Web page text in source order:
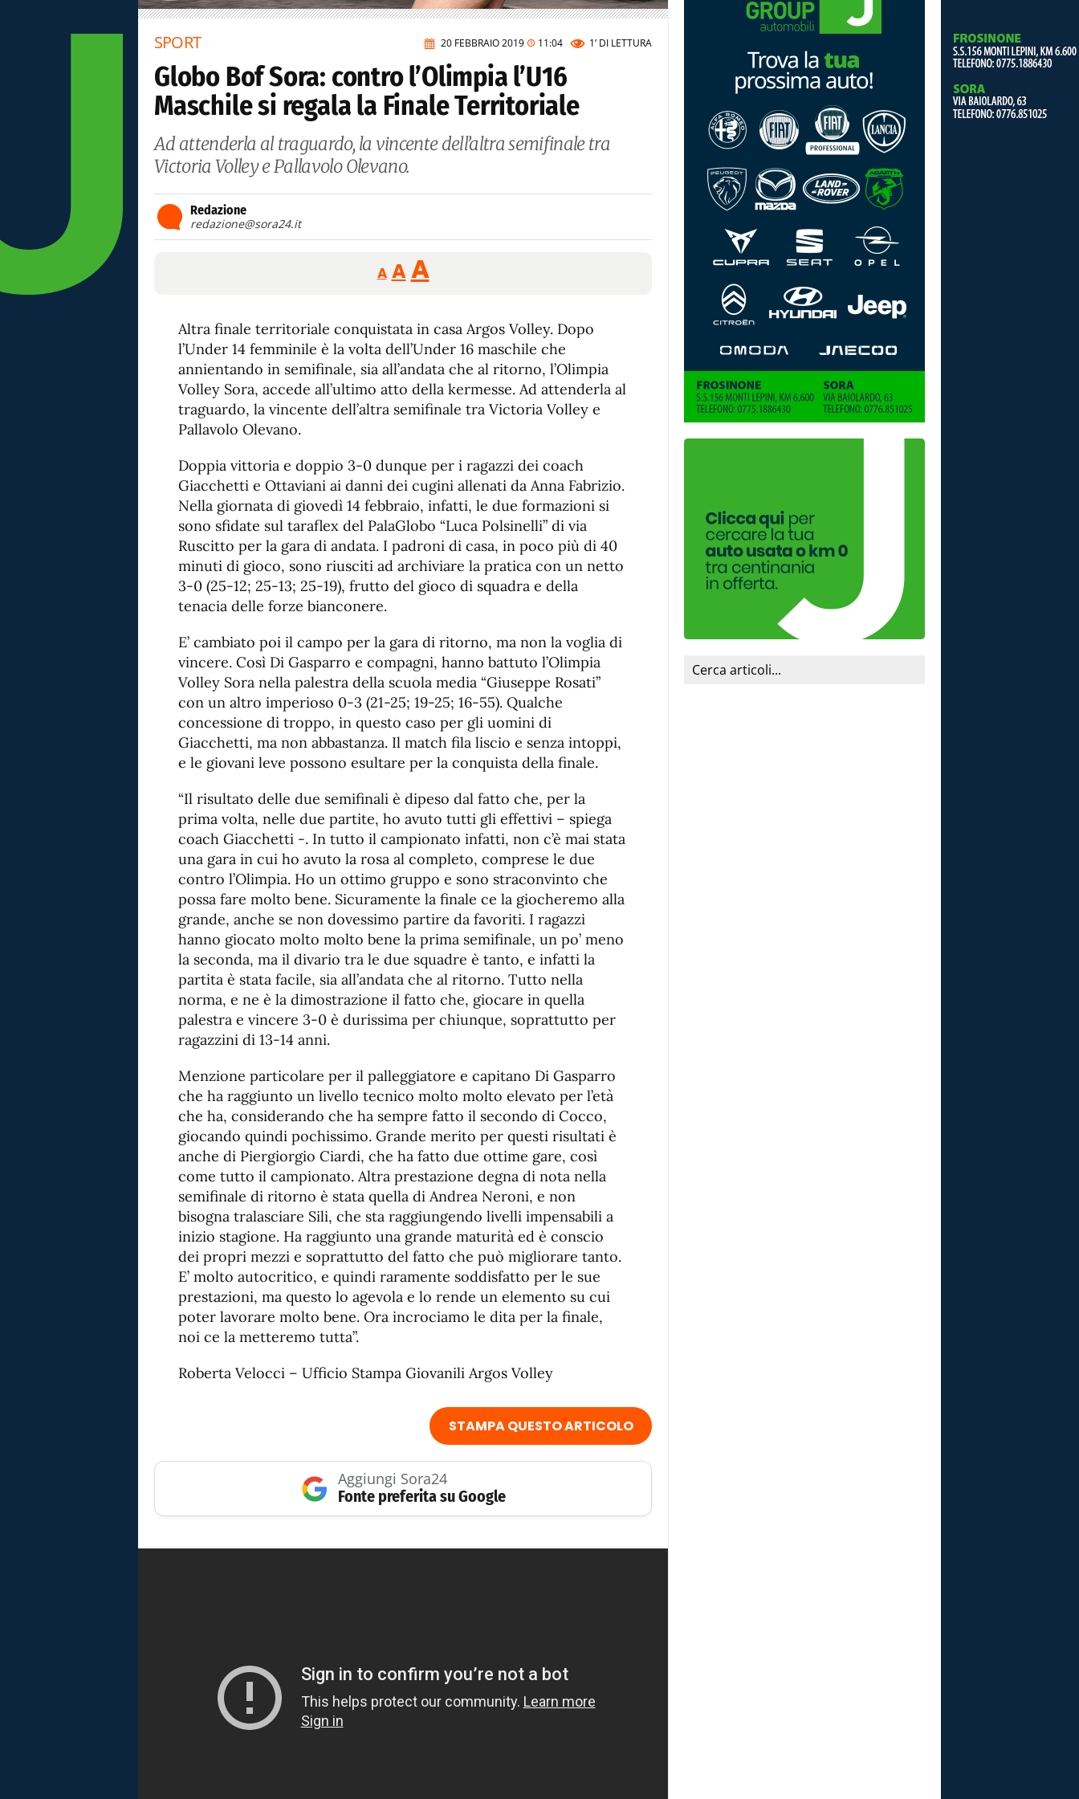
20 FEBBRAIO 2019 11:04 1’ DI LETTURA
SPORT
Globo Bof Sora: contro l’Olimpia l’U16
Maschile si regala la Finale Territoriale
Ad attenderla al traguardo, la vincente dell’altra semifinale tra
Victoria Volley e Pallavolo Olevano.
Redazione
redazione@sora24.it
A
Reducir
tamaño
A Restablecer
tamaño
de
fuente
AAumentar
de
fuente.
Altra finale territoriale conquistata in casa Argos Volley. Dopo
l’Under 14 femminile è la volta dell’Under 16 maschile che
annientando in semifinale, sia all’andata che al ritorno, l’Olimpia
Volley Sora, accede all’ultimo atto della kermesse. Ad attenderla al
traguardo, la vincente dell’altra semifinale tra Victoria Volley e
Pallavolo Olevano.
Doppia vittoria e doppio 3-0 dunque per i ragazzi dei coach
Giacchetti e Ottaviani ai danni dei cugini allenati da Anna Fabrizio.
Nella giornata di giovedì 14 febbraio, infatti, le due formazioni si
sono sfidate sul taraflex del PalaGlobo “Luca Polsinelli” di via
Ruscitto per la gara di andata. I padroni di casa, in poco più di 40
minuti di gioco, sono riusciti ad archiviare la pratica con un netto
3-0 (25-12; 25-13; 25-19), frutto del gioco di squadra e della
tenacia delle forze bianconere.
E’ cambiato poi il campo per la gara di ritorno, ma non la voglia di
vincere. Così Di Gasparro e compagni, hanno battuto l’Olimpia
Volley Sora nella palestra della scuola media “Giuseppe Rosati”
con un altro imperioso 0-3 (21-25; 19-25; 16-55). Qualche
concessione di troppo, in questo caso per gli uomini di
Giacchetti, ma non abbastanza. Il match fila liscio e senza intoppi,
e le giovani leve possono esultare per la conquista della finale.
“Il risultato delle due semifinali è dipeso dal fatto che, per la
prima volta, nelle due partite, ho avuto tutti gli effettivi – spiega
coach Giacchetti -. In tutto il campionato infatti, non c’è mai stata
una gara in cui ho avuto la rosa al completo, comprese le due
contro l’Olimpia. Ho un ottimo gruppo e sono straconvinto che
possa fare molto bene. Sicuramente la finale ce la giocheremo alla
grande, anche se non dovessimo partire da favoriti. I ragazzi
hanno giocato molto molto bene la prima semifinale, un po’ meno
la seconda, ma il divario tra le due squadre è tanto, e infatti la
partita è stata facile, sia all’andata che al ritorno. Tutto nella
norma, e ne è la dimostrazione il fatto che, giocare in quella
palestra e vincere 3-0 è durissima per chiunque, soprattutto per
ragazzini di 13-14 anni.
Menzione particolare per il palleggiatore e capitano Di Gasparro
che ha raggiunto un livello tecnico molto molto elevato per l’età
che ha, considerando che ha sempre fatto il secondo di Cocco,
giocando quindi pochissimo. Grande merito per questi risultati è
anche di Piergiorgio Ciardi, che ha fatto due ottime gare, così
come tutto il campionato. Altra prestazione degna di nota nella
semifinale di ritorno è stata quella di Andrea Neroni, e non
bisogna tralasciare Sili, che sta raggiungendo livelli impensabili a
inizio stagione. Ha raggiunto una grande maturità ed è conscio
dei propri mezzi e soprattutto del fatto che può migliorare tanto.
E’ molto autocritico, e quindi raramente soddisfatto per le sue
prestazioni, ma questo lo agevola e lo rende un elemento su cui
poter lavorare molto bene. Ora incrociamo le dita per la finale,
noi ce la metteremo tutta”.
Roberta Velocci – Ufficio Stampa Giovanili Argos Volley
STAMPA QUESTO ARTICOLO
Aggiungi Sora24
Fonte preferita su Google